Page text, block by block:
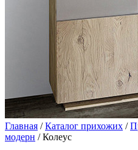
Главная /Каталог прихожих /
модерн / Колеус